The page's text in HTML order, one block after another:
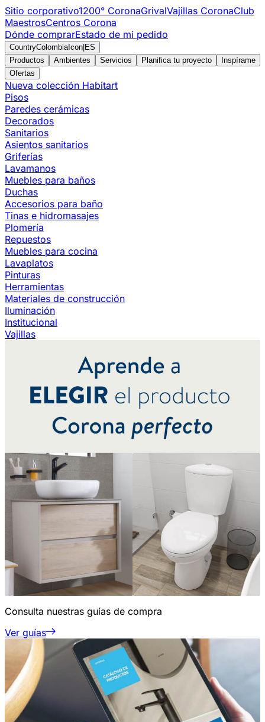
Sitio corporativo1200° CoronaGrivalVajillas CoronaClub
MaestrosCentros Corona
Dónde comprarEstado de mi pedido
CountryColombiaIcon ES
Productos
Ambientes Servicios Planifica tu proyecto
Inspírame
Ofertas
Nueva colección Habitart
Pisos
Paredes cerámicas
Decorados
Sanitarios
Asientos sanitarios
Griferías
Lavamanos
Muebles para baños
Duchas
Accesorios para baño
Tinas e hidromasajes
Plomería
Repuestos
Muebles para cocina
Lavaplatos
Pinturas
Herramientas
Materiales de construcción
Iluminación
Institucional
Vajillas
Consulta nuestras guías de compra
Ver guías